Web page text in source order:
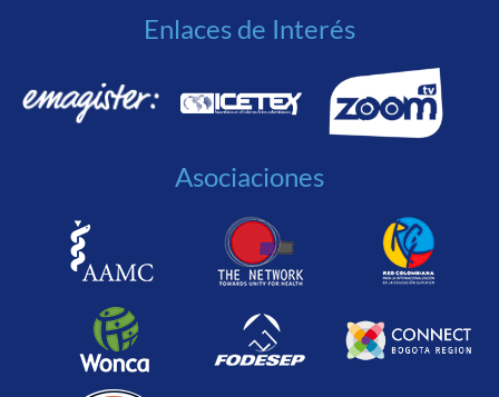
Enlaces de Interés
Asociaciones